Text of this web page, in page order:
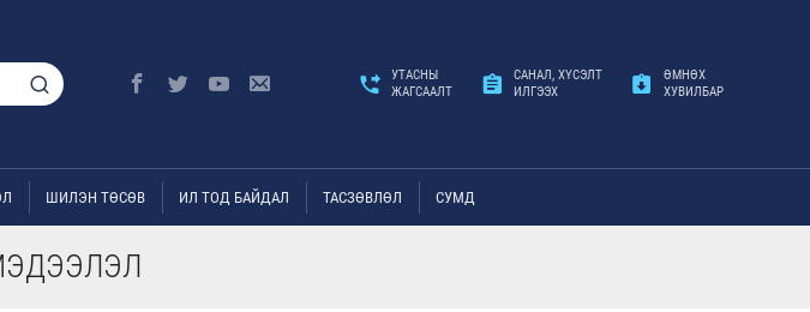
УТАСНЫ
ЖАГСААЛТ
САНАЛ, ХҮСЭЛТ
ИЛГЭЭХ
ӨМНӨХ
ХУВИЛБАР
ШИЛЭН ТӨСӨВ ИЛ ТОД БАЙДАЛ ТАСЗӨВЛӨЛ СУМД